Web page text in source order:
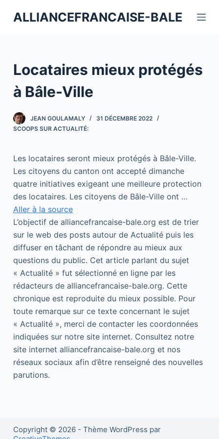
a
e
c
o
e
n
ALLIANCEFRANCAISE-BALE
Locataires mieux protégés
à Bâle-Ville
JEAN GOULAMALY
31 DÉCEMBRE 2022
SCOOPS SUR ACTUALITÉ:
Les locataires seront mieux protégés à Bâle-Ville.
Les citoyens du canton ont accepté dimanche
quatre initiatives exigeant une meilleure protection
des locataires. Les citoyens de Bâle-Ville ont …
Aller à la source
L’objectif de alliancefrancaise-bale.org est de trier
sur le web des posts autour de Actualité puis les
diffuser en tâchant de répondre au mieux aux
questions du public. Cet article parlant du sujet
« Actualité » fut sélectionné en ligne par les
rédacteurs de alliancefrancaise-bale.org. Cette
chronique est reproduite du mieux possible. Pour
toute remarque sur ce texte concernant le sujet
« Actualité », merci de contacter les coordonnées
indiquées sur notre site internet. Consultez notre
site internet alliancefrancaise-bale.org et nos
réseaux sociaux afin d’être renseigné des nouvelles
parutions.
Copyright © 2026 - Thème WordPress par